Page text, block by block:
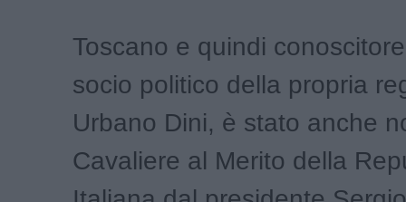
Toscano e quindi
socio politico della propria
Urbano Dini, è stato anche
Cavaliere al Merito della